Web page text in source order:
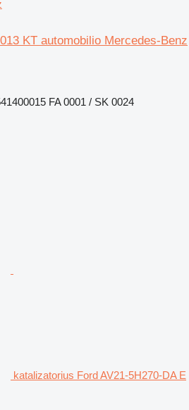
KT automobilio Mercedes-Benz
FA 0001 / SK 0024
katalizatorius Ford AV21-5H270-DA E